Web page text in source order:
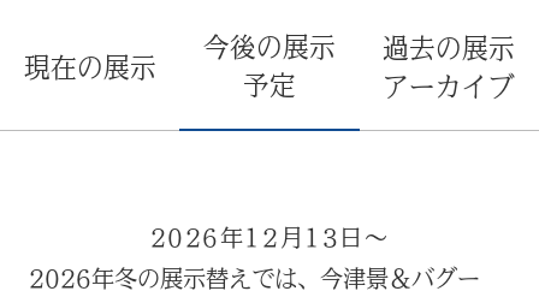
現在の展示
今後の展示
予定
過去の展示
アーカイブ
2026年12月13日～
2026年冬の展示替えでは、今津景＆バグー